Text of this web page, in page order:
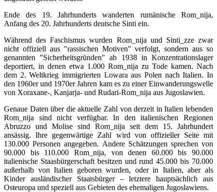
Ende des 19. Jahrhunderts wanderten rumänische Rom_nija,
Anfang des 20. Jahrhunderts deutsche Sinti ein.
Während des Faschismus wurden Rom_nija und Sinti_zze zwar
nicht offiziell aus "rassischen Motiven" verfolgt, sondern aus so
genannten "Sicherheitsgründen" ab 1938 in Konzentrationslager
deportiert, in denen etwa 1.000 Rom_nija zu Tode kamen. Nach
dem 2. Weltkrieg immigrierten Lowara aus Polen nach Italien. In
den 1960er und 1970er Jahren kam es zu einer Einwanderungswelle
von Xoraxane-, Kanjarja- und Rudari-Rom_nija aus Jugoslawien.
Genaue Daten über die aktuelle Zahl von derzeit in Italien lebenden
Rom_nija sind nicht verfügbar. In den italienischen Regionen
Abruzzo und Molise sind Rom_nija seit dem 15. Jahrhundert
ansässig. Ihre gegenwärtige Zahl wird von offizieller Seite mit
130.000 Personen angegeben. Andere Schätzungen sprechen von
90.000 bis 110.000 Rom_nija, von denen 60.000 bis 90.000
italienische Staasbürgerschaft besitzen und rund 45.000 bis 70.000
außerhalb von Italien geboren wurden, oder in Italien, aber als
Kinder ausländischer Staatsbürger – letztere hauptsächlich aus
Osteuropa und speziell aus Gebieten des ehemaligen Jugoslawiens.